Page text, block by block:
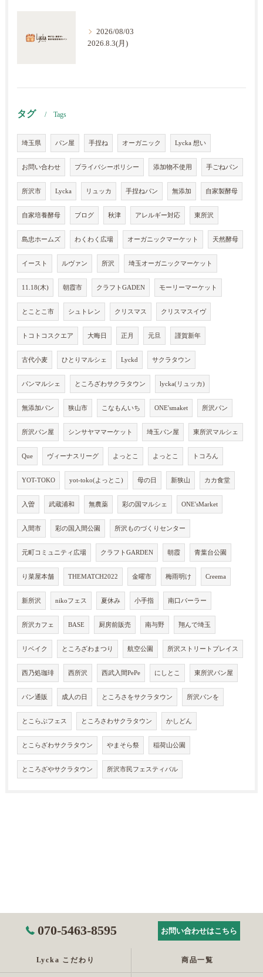
2026/08/03
2026.8.3(月)
タグ Tags
埼玉県 パン屋 手捏ね オーガニック Lycka 想い
お問い合わせ プライバシーポリシー 添加物不使用 手ごねパン
所沢市 Lycka リュッカ 手捏ねパン 無添加 自家製酵母
自家培養酵母 ブログ 秋津 アレルギー対応 東所沢
島忠ホームズ わくわく広場 オーガニックマーケット 天然酵母
イースト ルヴァン 所沢 埼玉オーガニックマーケット
11.18(木) 朝霞市 クラフトGADEN モーリーマーケット
とことこ市 シュトレン クリスマス クリスマスイヴ
トコトコスクエア 大晦日 正月 元旦 謹賀新年
古代小麦 ひとりマルシェ Lyckd サクラタウン
パンマルシェ ところざわサクラタウン lycka(リュッカ)
無添加パン 狭山市 こなもんいち ONE'smaket 所沢パン
所沢パン屋 シンサヤママーケット 埼玉パン屋 東所沢マルシェ
Que ヴィーナスリーグ よっとこ よっとこ トコろん
YOT-TOKO yot-toko(よっとこ) 母の日 新狭山 カカ食堂
入曽 武蔵浦和 無農薬 彩の国マルシェ ONE'sMarket
入間市 彩の国入間公園 所沢ものづくりセンター
元町コミュニティ広場 クラフトGARDEN 朝霞 青葉台公園
り菜屋本舗 THEMATCH2022 金曜市 梅雨明け Creema
新所沢 nikoフェス 夏休み 小手指 南口パーラー
所沢カフェ BASE 厨房前販売 南与野 翔んで埼玉
リベイク ところざわまつり 航空公園 所沢ストリートプレイス
西乃処珈琲 西所沢 西武入間PePe にしとこ 東所沢パン屋
パン通販 成人の日 ところさをサクラタウン 所沢パンを
とこらぶフェス ところさわサクラタウン かしどん
とこらざわサクラタウン やまそら祭 稲荷山公園
ところざやサクラタウン 所沢市民フェスティバル
070-5463-8595 お問い合わせはこちら
Lycka こだわり 商品一覧